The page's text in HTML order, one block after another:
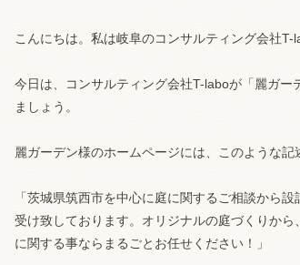
こんにちは。私は岐阜のコンサルティング会社T-
今日は、コンサルティング会社T-laboが「麗ガ
ましょう。
麗ガーデン様のホームページには、このような記
「茨城県筑西市を中心に庭に関するご相談から
受け致しております。オリジナルの庭づくりか
に関する事ならまるごとお任せください！」